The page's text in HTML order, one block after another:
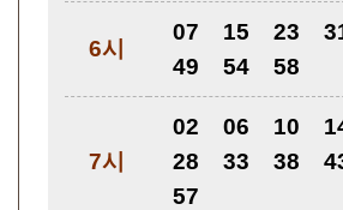
6시
07 15 23
49
54 58
7시
02 06 10
28
33 38
57